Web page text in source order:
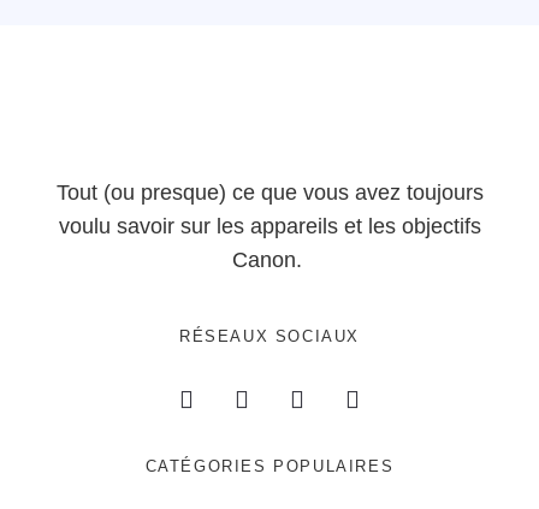
Tout (ou presque) ce que vous avez toujours
voulu savoir sur les appareils et les objectifs
Canon.
RÉSEAUX SOCIAUX
CATÉGORIES POPULAIRES